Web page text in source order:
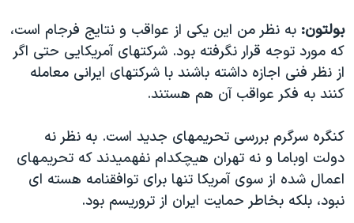
بولتون: به نظر من این یکی از عواقب و نتایج فرجام است،
که مورد توجه قرار نگرفته بود. شرکتهای آمریکایی حتی اگر
از نظر فنی اجازه داشته باشند با شرکتهای ایرانی معامله
کنند به فکر عواقب آن هم هستند.
کنگره سرگرم بررسی تحریمهای جدید است. به نظر نه
دولت اوباما و نه تهران هیچکدام نفهمیدند که تحریمهای
اعمال شده از سوی آمریکا تنها برای توافقنامه هسته ای
نبود، بلکه بخاطر حمایت ایران از تروریسم بود.